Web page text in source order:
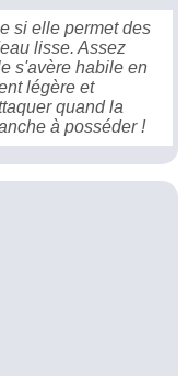
si elle permet des
lisse. Assez
s'avère habile en
légère et
quand la
à posséder !